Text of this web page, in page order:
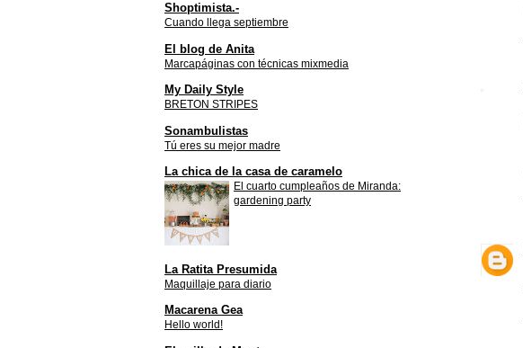
Shoptimista.-
Cuando llega septiembre
El blog de Anita
Marcapáginas con técnicas mixmedia
My Daily Style
BRETON STRIPES
Sonambulistas
Tú eres su mejor madre
La chica de la casa de caramelo
El cuarto cumpleaños de Miranda:
gardening party
La Ratita Presumida
Maquillaje para diario
Macarena Gea
Hello world!